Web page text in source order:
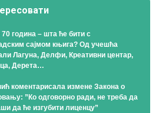
година – шта ће бити с
сајмом књига? Од учешћа
Лагуна, Делфи, Креативни центар,
Дерета…
коментарисала измене Закона о
”Ко одговорно ради, не треба да
да ће изгубити лиценцу”